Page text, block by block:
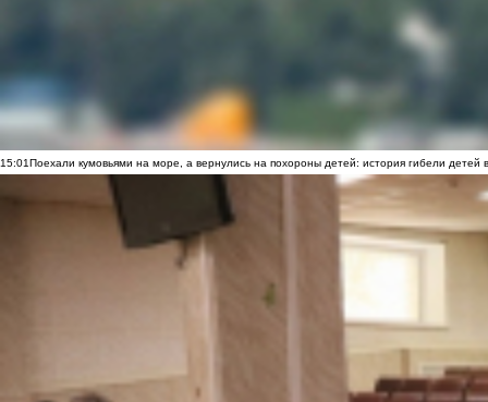
15:01Поехали кумовьями на море, а вернулись на похороны детей: история гибели детей